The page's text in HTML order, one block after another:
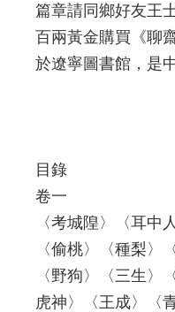
篇章請同鄉好友王
百兩黃金購買《聊
於遼寧圖書館，是
目錄
卷一
〈考城隍〉〈耳中
〈偷桃〉〈種梨〉
〈野狗〉〈三生
虎神〉〈王成〉〈